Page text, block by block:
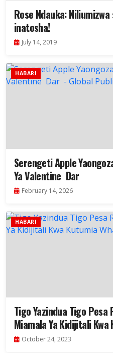
Rose Ndauka:
inatosha!
July 14, 2019
HABARI
Serengeti Apple
Ya Valentine Dar
February 14, 2026
HABARI
Tigo Yazindua Tigo Pesa
Miamala Ya Kidijitali
October 24, 2023